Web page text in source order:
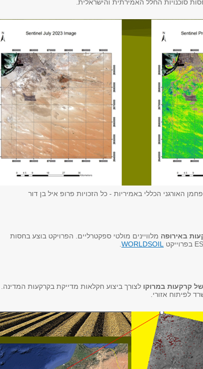
סוכנויות החלל האמירתית והישראלית.
האורגני הכללי באמיריות - כל הזכויות פרופ איל בן דור
באירופה מלוויינים מולטי ספקטרליים. הפרויקט בוצע בחסות
WORLDSOIL
קרקעות במרוקו לצורך ביצוע חקלאות מדייקת בקרקעות המדינה.
לפיתוח אזורי.